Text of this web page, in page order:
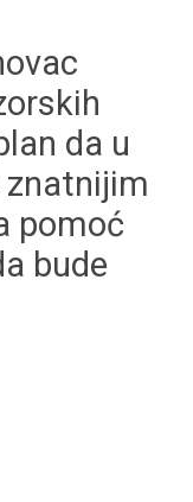
da u
znatnijim
pomoć
bude